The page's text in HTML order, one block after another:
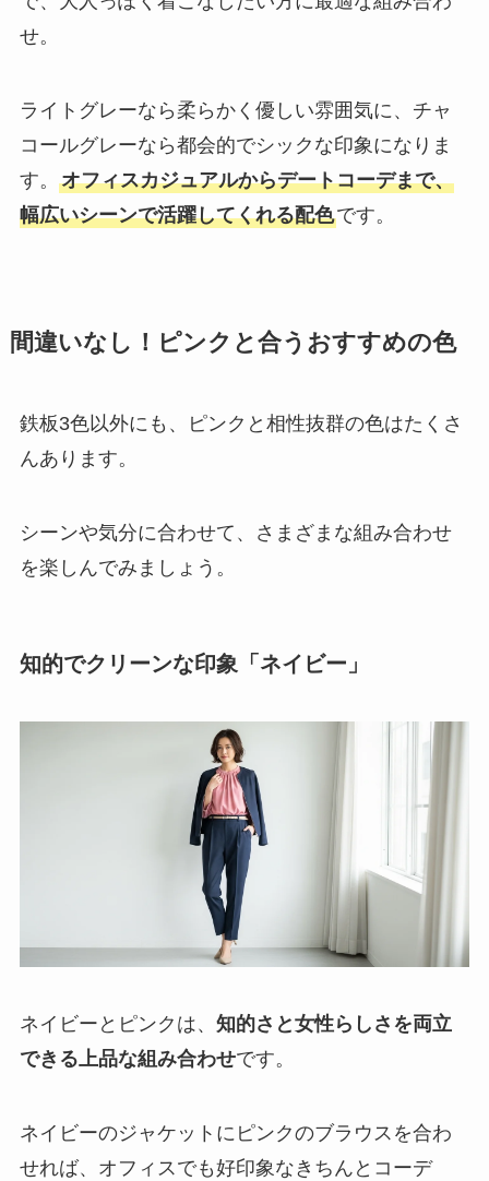
せ。
ライトグレーなら柔らかく優しい雰囲気に、チャ
コールグレーなら都会的でシックな印象になりま
す。 オフィスカジュアルからデートコーデまで、
幅広いシーンで活躍してくれる配色です。
間違いなし！ピンクと合うおすすめの色
鉄板3色以外にも、ピンクと相性抜群の色はたくさ
んあります。
シーンや気分に合わせて、さまざまな組み合わせ
を楽しんでみましょう。
知的でクリーンな印象「ネイビー」
ネイビーとピンクは、 知的さと女性らしさを両立
できる上品な組み合わせです。
ネイビーのジャケットにピンクのブラウスを合わ
せれば、オフィスでも好印象なきちんとコーデ